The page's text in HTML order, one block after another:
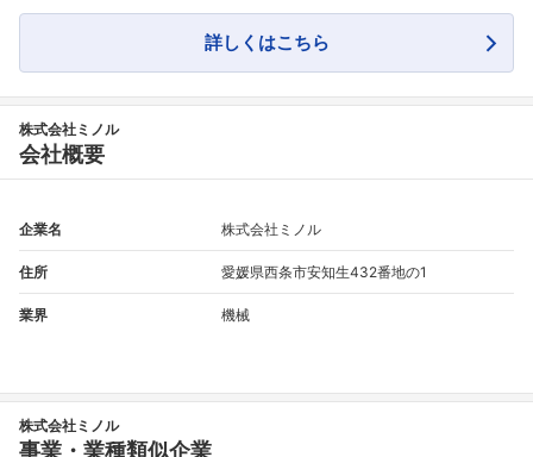
詳しくはこちら
株式会社ミノル
会社概要
企業名 株式会社ミノル
住所 愛媛県西条市安知生432番地の1
業界 機械
株式会社ミノル
事業・業種類似企業